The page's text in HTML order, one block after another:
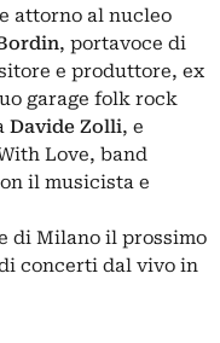
attorno al nucleo
, portavoce di
e produttore, ex
garage folk rock
Davide Zolli, e
Love, band
il musicista e
di Milano il prossimo
concerti dal vivo in